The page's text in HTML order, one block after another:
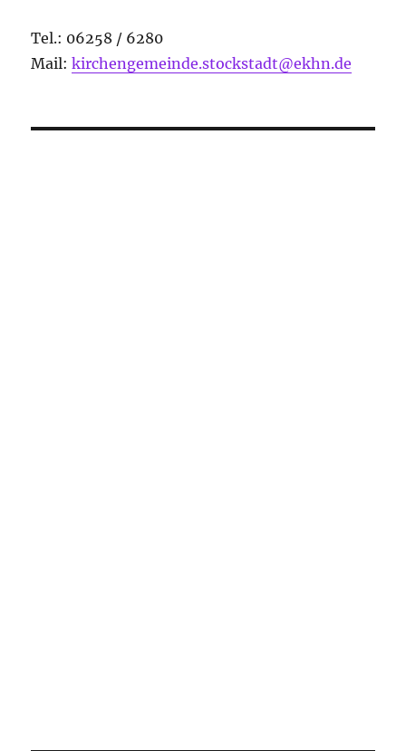
Tel.: 06258 / 6280
Mail:kirchengemeinde.stockstadt@ekhn.de